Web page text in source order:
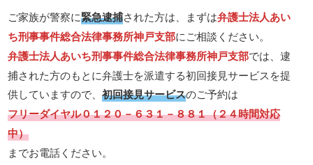
ご家族が警察に緊急逮捕された方は、まずは弁護士法人あい
ち刑事事件総合法律事務所神戸支部にご相談ください。
弁護士法人あいち刑事事件総合法律事務所神戸支部では、逮
捕された方のもとに弁護士を派遣する初回接見サービスを提
供していますので、初回接見サービスのご予約は
フリーダイヤル０１２０－６３１－８８１（２４時間対応
中）
までお電話ください。